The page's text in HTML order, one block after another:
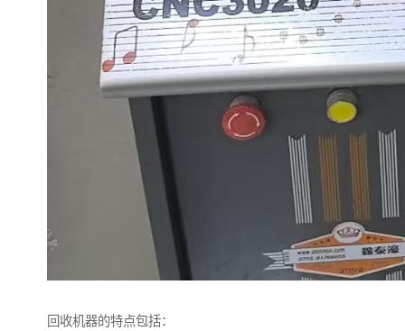
回收机器的特点包括：